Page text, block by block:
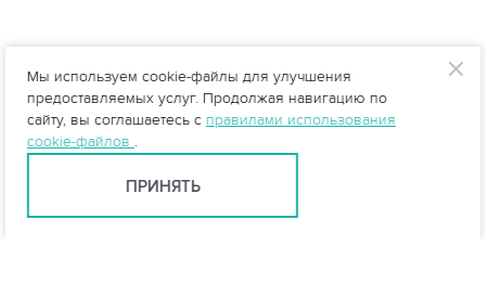
Мы используем cookie-файлы для улучшения
предоставляемых услуг. Продолжая навигацию по
сайту, вы соглашаетесь с правилами использования
cookie-файлов .
ПРИНЯТЬ